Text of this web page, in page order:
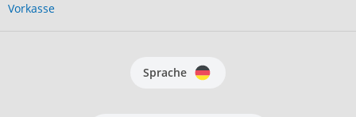
Vorkasse
Sprache